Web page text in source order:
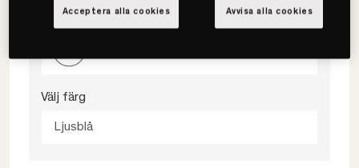
Välj storlek
Välj färg
Ljusblå
Avvisa alla cookies
Acceptera alla cookies